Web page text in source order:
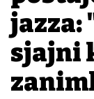
jazza:
sjajni